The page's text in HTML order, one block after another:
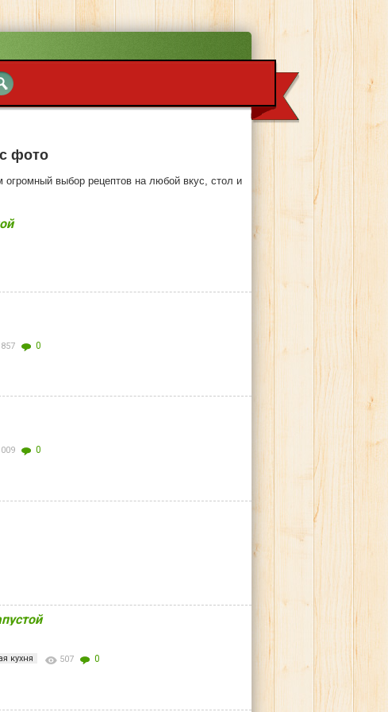
фото
выбор рецептов на любой вкус, стол и
0
0
кухня 507 0